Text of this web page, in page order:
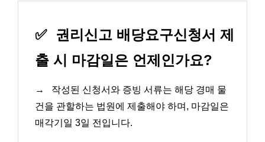
✅
권리신고 배당요구신청서 제
출 시 마감일은 언제인가요?
→
작성된 신청서와 증빙 서류는 해당 경매 물
건을 관할하는 법원에 제출해야 하며, 마감일은
매각기일 3일 전입니다.